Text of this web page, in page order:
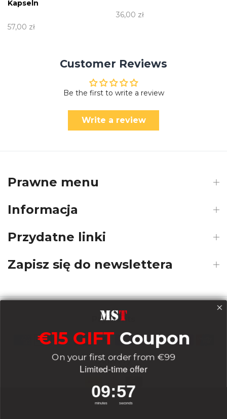
Kapseln
57,00 zł
36,00 zł
Customer Reviews
Be the first to write a review
Write a review
Prawne menu
Informacja
Przydatne linki
Zapisz się do newslettera
Payments
Delivery
Socials
€15 GIFT Coupon
On your first order from €99
Limited-time offer
09
minutes
:57
seconds